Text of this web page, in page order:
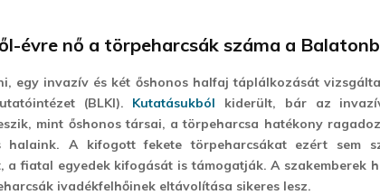
évre nő a törpeharcsák száma a
egy invazív és két őshonos halfaj táplálkozását
(BLKI). Kutatásukból kiderült, bár az
mint őshonos társai, a törpeharcsa hatékony
halaink. A kifogott fekete törpeharcsákat ezért sem
a fiatal egyedek kifogását is támogatják. A szakemberek
ivadékfelhőinek eltávolítása sikeres lesz.